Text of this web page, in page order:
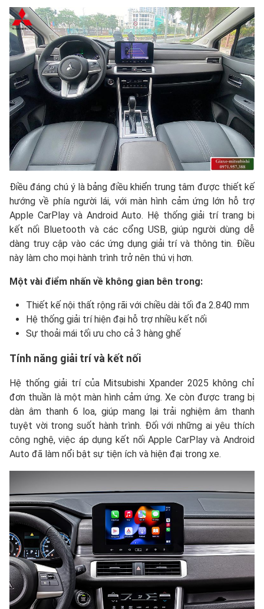
Điều đáng chú ý là bảng điều khiển trung tâm được thiết kế
hướng về phía người lái, với màn hình cảm ứng lớn hỗ trợ
Apple CarPlay và Android Auto. Hệ thống giải trí trang bị
kết nối Bluetooth và các cổng USB, giúp người dùng dễ
dàng truy cập vào các ứng dụng giải trí và thông tin. Điều
này làm cho mọi hành trình trở nên thú vị hơn.
Một vài điểm nhấn về không gian bên trong:
Thiết kế nội thất rộng rãi với chiều dài tối đa 2.840 mm
Hệ thống giải trí hiện đại hỗ trợ nhiều kết nối
Sự thoải mái tối ưu cho cả 3 hàng ghế
Tính năng giải trí và kết nối
Hệ thống giải trí của Mitsubishi Xpander 2025 không chỉ
đơn thuần là một màn hình cảm ứng. Xe còn được trang bị
dàn âm thanh 6 loa, giúp mang lại trải nghiệm âm thanh
tuyệt vời trong suốt hành trình. Đối với những ai yêu thích
công nghệ, việc áp dụng kết nối Apple CarPlay và Android
Auto đã làm nổi bật sự tiện ích và hiện đại trong xe.